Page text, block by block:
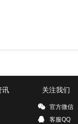
讯 关注我们
官方微信
客服QQ